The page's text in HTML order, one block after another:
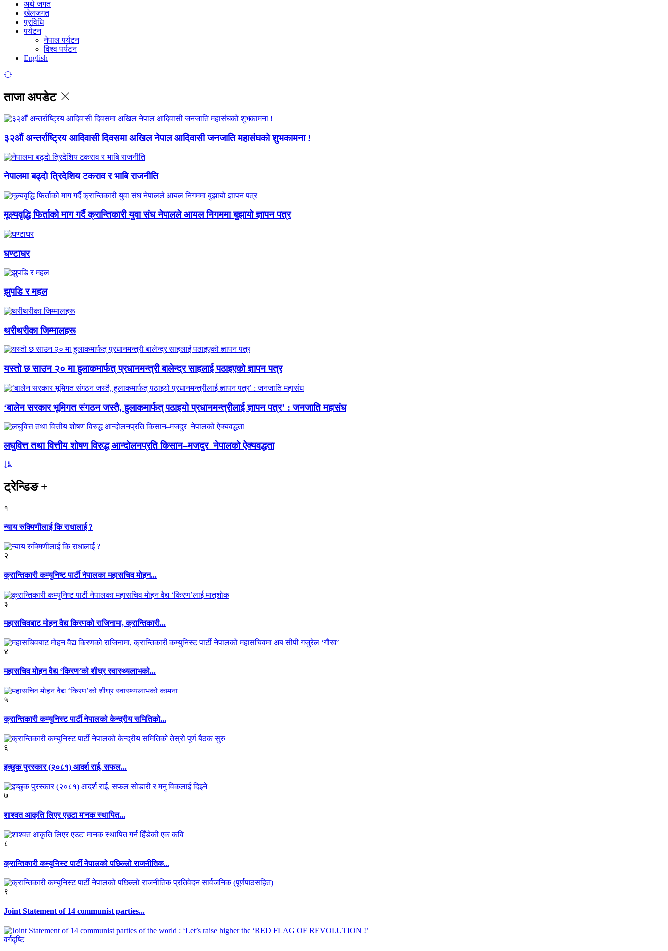
अर्थ जगत
खेलजगत
प्रविधि
पर्यटन
नेपाल पर्यटन
विश्व पर्यटन
English
ताजा अपडेट
३२औं अन्तर्राष्ट्रिय आदिवासी दिवसमा अखिल नेपाल आदिवासी जनजाति महासंघको शुभकामना !
नेपालमा बढ्दो त्रिदेशिय टकराव र भाबि राजनीति
मूल्यवृद्धि फिर्ताको माग गर्दै क्रान्तिकारी युवा संघ नेपालले आयल निगममा बुझायो ज्ञापन पत्र
घण्टाघर
झुपडि र महल
थरीथरीका जिम्मालहरू
यस्तो छ साउन २० मा हुलाकमार्फत् प्रधानमन्त्री बालेन्द्र साहलाई पठाइएको ज्ञापन पत्र
‘बालेन सरकार भूमिगत संगठन जस्तै, हुलाकमार्फत् पठाइयो प्रधानमन्त्रीलाई ज्ञापन पत्र’ : जनजाति महासंघ
लघुवित्त तथा वित्तीय शोषण विरुद्ध आन्दोलनप्रति किसान–मजदुर नेपालको ऐक्यवद्धता
ट्रेन्डिङ+
१
न्याय रुक्मिणीलाई कि राधालाई ?
२
क्रान्तिकारी कम्युनिष्ट पार्टी नेपालका महासचिव मोहन...
३
महासचिवबाट मोहन वैद्य किरणको राजिनामा, क्रान्तिकारी...
४
महासचिव मोहन वैद्य ‘किरण’को शीघ्र स्वास्थ्यलाभको...
५
क्रान्तिकारी कम्युनिस्ट पार्टी नेपालको केन्द्रीय समितिको...
६
इच्छुक पुरस्कार (२०८१) आदर्श राई, सफल...
७
शाश्वत आकृति लिएर एउटा मानक स्थापित...
८
क्रान्तिकारी कम्युनिस्ट पार्टी नेपालको पछिल्लो राजनीतिक...
९
Joint Statement of 14 communist parties...
वर्गदृष्टि